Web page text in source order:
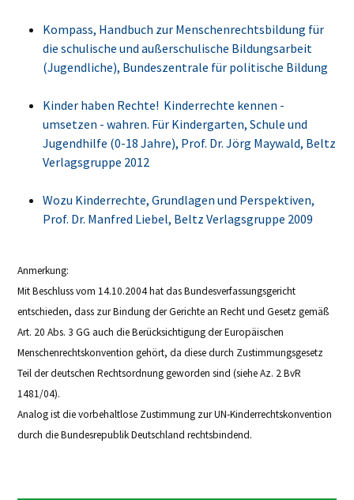
Kompass, Handbuch zur Menschenrechtsbildung für
die schulische und außerschulische Bildungsarbeit
(Jugendliche), Bundeszentrale für politische Bildung
Kinder haben Rechte! Kinderrechte kennen -
umsetzen - wahren. Für Kindergarten, Schule und
Jugendhilfe (0-18 Jahre), Prof. Dr. Jörg Maywald, Beltz
Verlagsgruppe 2012
Wozu Kinderrechte, Grundlagen und Perspektiven,
Prof. Dr. Manfred Liebel, Beltz Verlagsgruppe 2009
Anmerkung:
Mit Beschluss vom 14.10.2004 hat das Bundesverfassungsgericht
entschieden, dass zur Bindung der Gerichte an Recht und Gesetz gemäß
Art. 20 Abs. 3 GG auch die Berücksichtigung der Europäischen
Menschenrechtskonvention gehört, da diese durch Zustimmungsgesetz
Teil der deutschen Rechtsordnung geworden sind (siehe Az. 2 BvR
1481/04).
Analog ist die vorbehaltlose Zustimmung zur UN-Kinderrechtskonvention
durch die Bundesrepublik Deutschland rechtsbindend.